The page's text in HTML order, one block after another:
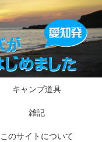
キャンプ道具
雑記
このサイトについて